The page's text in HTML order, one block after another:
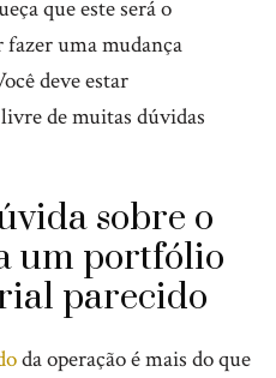
que este será o
uma mudança
deve estar
de muitas dúvidas
sobre o
um portfólio
parecido
da operação é mais do que